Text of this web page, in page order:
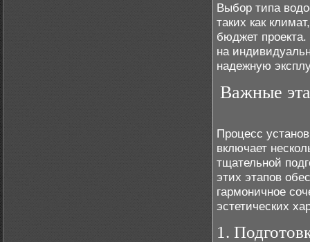
Выбор типа
таких как
бюджет
на
надежную
Важные
Процесс
включает
тщательной
этих этапов
гармоничное
эстетических
1.